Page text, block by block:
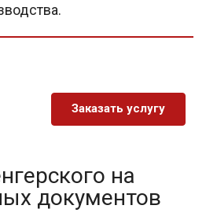
Заказать услугу
на
документов